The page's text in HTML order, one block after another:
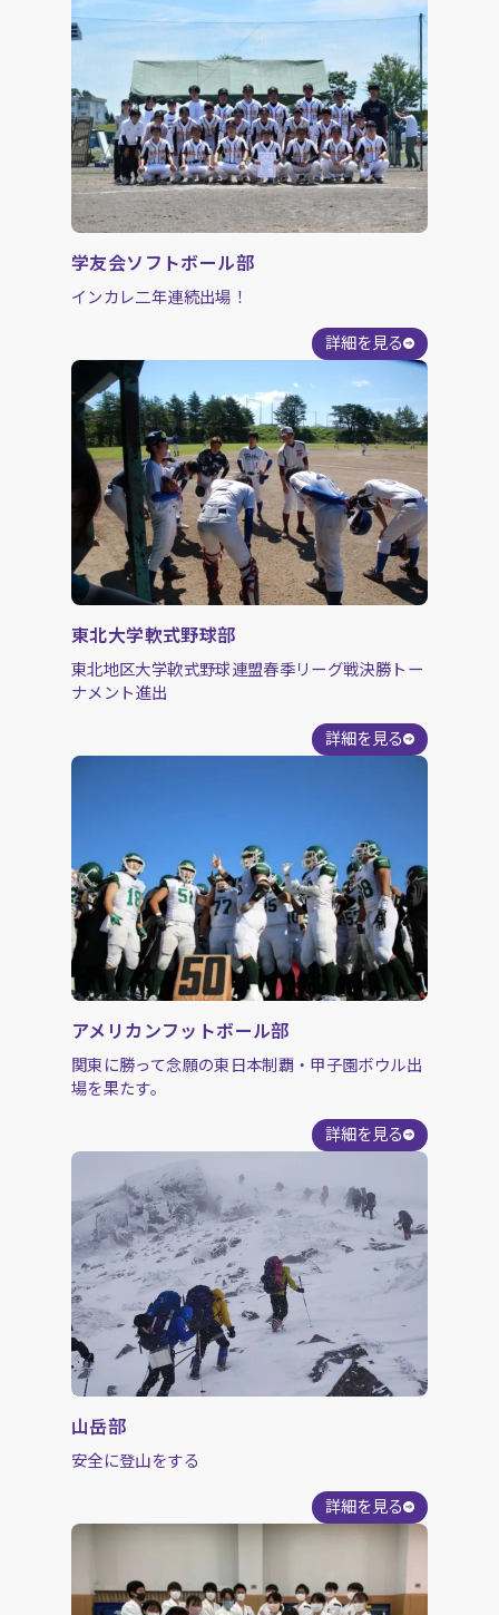
学友会ソフトボール部
インカレ二年連続出場！
詳細を見る
東北大学軟式野球部
東北地区大学軟式野球連盟春季リーグ戦決勝トー
ナメント進出
詳細を見る
アメリカンフットボール部
関東に勝って念願の東日本制覇・甲子園ボウル出
場を果たす。
詳細を見る
山岳部
安全に登山をする
詳細を見る